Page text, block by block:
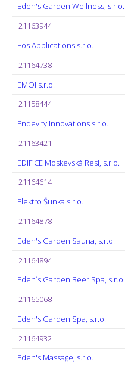
Eden's Garden Wellness, s.r.o.
21163944
Eos Applications s.r.o.
21164738
EMOI s.r.o.
21158444
Endevity Innovations s.r.o.
21163421
EDIFICE Moskevská Resi, s.r.o.
21164614
Elektro Šunka s.r.o.
21164878
Eden's Garden Sauna, s.r.o.
21164894
Eden´s Garden Beer Spa, s.r.o.
21165068
Eden's Garden Spa, s.r.o.
21164932
Eden's Massage, s.r.o.